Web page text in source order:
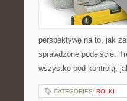
perspektywę na to, jak
sprawdzone podejście.
wszystko pod kontrolą,
CATEGORIES: ROLKI